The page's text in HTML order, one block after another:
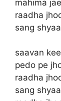
mahima
raadha
sang
saavan
pedo pe
raadha
sang